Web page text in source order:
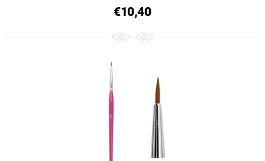
€10,40